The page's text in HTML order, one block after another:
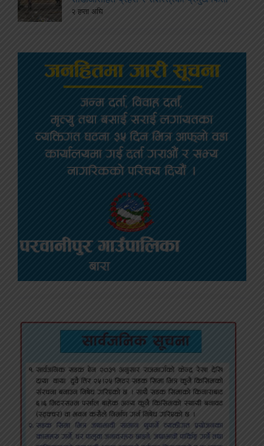
२ हप्ता अघि